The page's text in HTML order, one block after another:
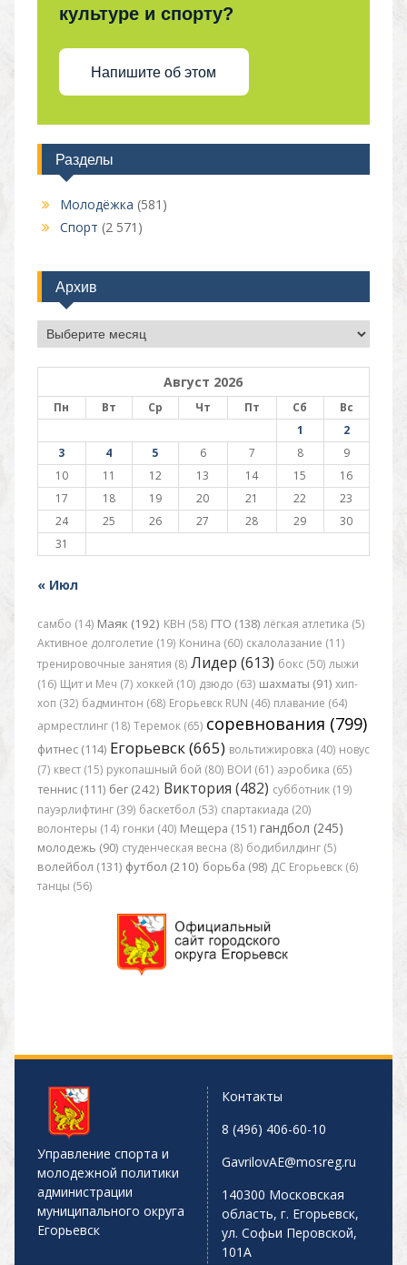
культуре и спорту?
Напишите об этом
Разделы
Молодёжка (581)
Спорт (2 571)
Архив
Архив
Август 2026
Пн Вт Ср Чт Пт Сб
Вс
1
2
3
4 5 6 7 8
9
10
11 12 13 14 15
16
17
18 19 20 21 22
23
24
25 26 27 28 29
30
31
« Июл
самбо (14) Маяк (192) КВН (58) ГТО (138) лёгкая атлетика (5)
Активное долголетие (19) Конина (60) скалолазание (11)
тренировочные занятия (8) Лидер (613) бокс (50) лыжи
(16) Щит и Меч (7) хоккей (10) дзюдо (63) шахматы (91) хип-
хоп (32) бадминтон (68) Егорьевск RUN (46) плавание (64)
армрестлинг (18) Теремок (65) соревнования (799)
фитнес (114) Егорьевск (665) вольтижировка (40) новус
(7) квест (15) рукопашный бой (80) ВОИ (61) аэробика (65)
теннис (111) бег (242) Виктория (482) субботник (19)
пауэрлифтинг (39) баскетбол (53) спартакиада (20)
волонтеры (14) гонки (40) Мещера (151) гандбол (245)
молодежь (90) студенческая весна (8) бодибилдинг (5)
волейбол (131) футбол (210) борьба (98) ДС Егорьевск (6)
танцы (56)
Управление спорта и
молодежной политики
администрации
муниципального округа
Егорьевск
Контакты
8 (496) 406-60-10
GavrilovAE@mosreg.ru
140300 Московская
область, г. Егорьевск,
ул. Софьи Перовской,
101А